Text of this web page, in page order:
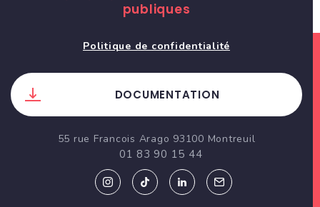
publiques
Politique de confidentialité
DOCUMENTATION
55 rue Francois Arago 93100 Montreuil
01 83 90 15 44